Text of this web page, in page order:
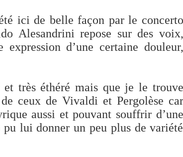
ici de belle façon par le concerto
Alesandrini repose sur des voix,
expression d’une certaine douleur,
très éthéré mais que je le trouve
ceux de Vivaldi et Pergolèse car
aussi et pouvant souffrir d’une
lui donner un peu plus de variété